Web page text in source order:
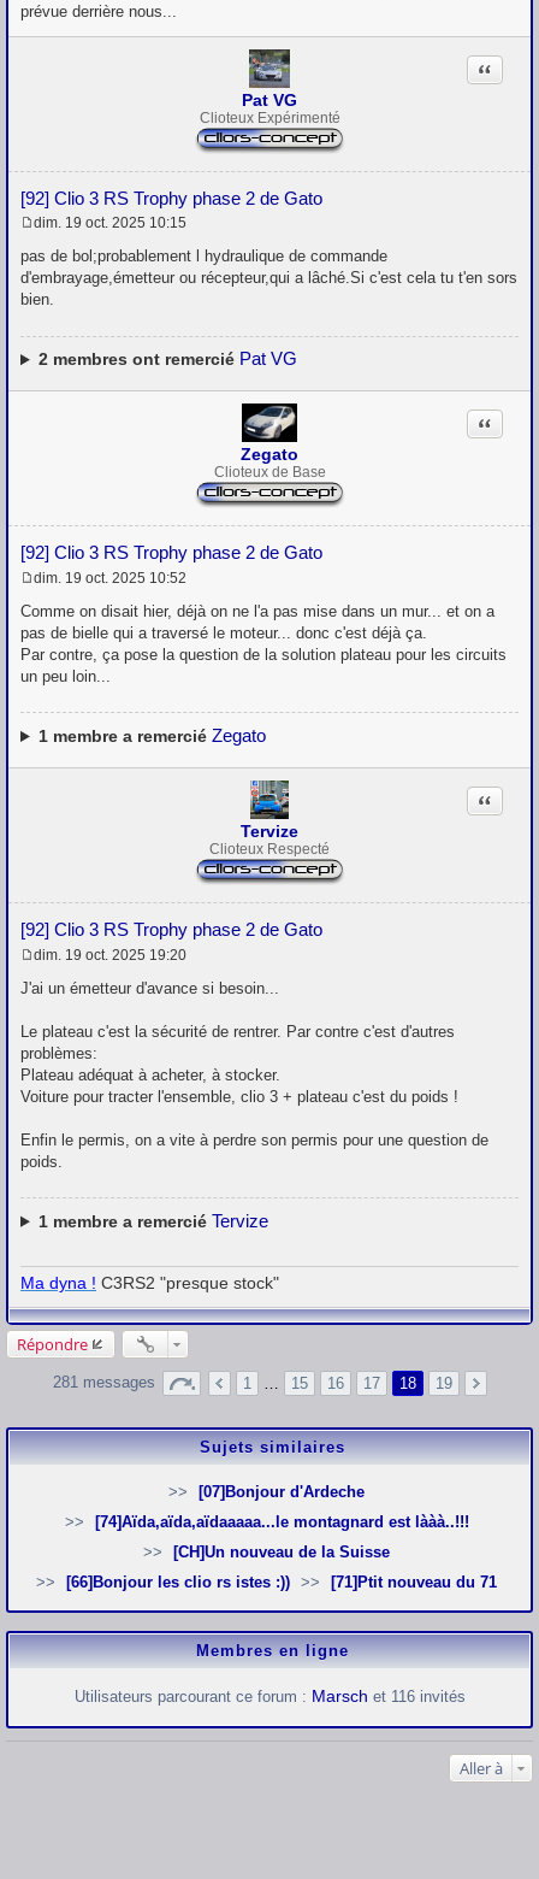
prévue derrière nous...
Pat VG
Clioteux Expérimenté
[92] Clio 3 RS Trophy phase 2 de Gato
Citation
e
s
a
e
dim. 19 oct. 2025 10:15
pas de bol;probablement l hydraulique de commande
d'embrayage,émetteur ou récepteur,qui a lâché.Si c'est cela tu t'en sors
bien.
2membres ont remercié Pat VG
Zegato
Clioteux de Base
[92] Clio 3 RS Trophy phase 2 de Gato
Citation
e
s
a
g
dim. 19 oct. 2025 10:52
Comme on disait hier, déjà on ne l'a pas mise dans un mur... et on a
pas de bielle qui a traversé le moteur... donc c'est déjà ça.
Par contre, ça pose la question de la solution plateau pour les circuits
un peu loin...
1membre a remercié Zegato
Tervize
Clioteux Respecté
[92] Clio 3 RS Trophy phase 2 de Gato
Citation
e
a
g
e
dim. 19 oct. 2025 19:20
J'ai un émetteur d'avance si besoin...
Le plateau c'est la sécurité de rentrer. Par contre c'est d'autres
problèmes:
Plateau adéquat à acheter, à stocker.
Voiture pour tracter l'ensemble, clio 3 + plateau c'est du poids !
Enfin le permis, on a vite à perdre son permis pour une question de
poids.
1membre a remercié Tervize
Ma dyna ! C3RS2 "presque stock"
Répondre
281 messages 1 … 15 16 17 18 19
Sujets similaires
[07]Bonjour d'Ardeche
[74]Aïda,aïda,aïdaaaaa...le montagnard est lààà..!!!
[CH]Un nouveau de la Suisse
[66]Bonjour les clio rs istes :))
[71]Ptit nouveau du 71
Membres en ligne
Utilisateurs parcourant ce forum : Marsch et 116 invités
Aller à